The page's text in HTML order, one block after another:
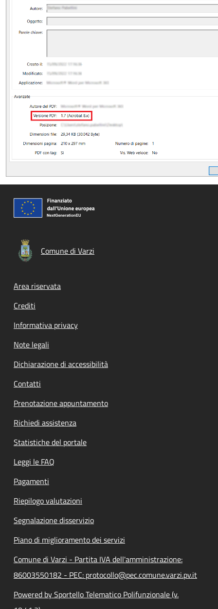
Comune di Varzi
Footer menu
Area riservata
Crediti
Informativa privacy
Note legali
Dichiarazione di accessibilità
Contatti
Prenotazione appuntamento
Richiedi assistenza
Statistiche del portale
Leggi le FAQ
Pagamenti
Riepilogo valutazioni
Segnalazione disservizio
Piano di miglioramento dei servizi
Comune di Varzi - Partita IVA dell'amministrazione:
86003550182 - PEC: protocollo@pec.comune.varzi.pv.it
Powered by Sportello Telematico Polifunzionale (v.